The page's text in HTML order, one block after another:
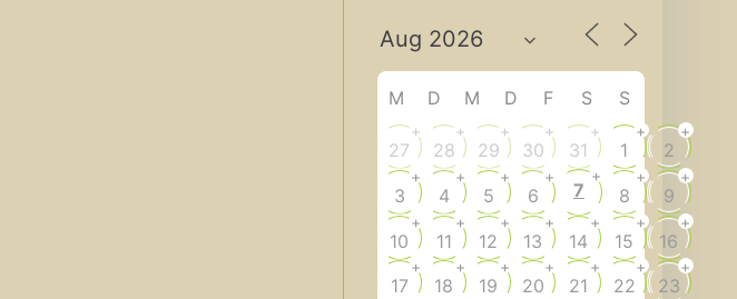
v
M D M D F S S
27
+
28
+
29
+
30
+
31
+
1
+
2
+
3
+
4
+
5
+
6
+
7
+
8
+
9
+
10
+
11
+
12
+
13
+
14
+
15
+
16
+
17
+
18
+
19
+
20
+
21
+
22
+
23
+